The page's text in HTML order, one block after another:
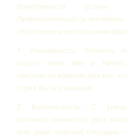
популярности услуги
Привлекательность
обусловлена несколькими
1. Анонимность: Клиенты
скрыть свое имя и
критически важным для тех,
страх быть узнанным.
2. Безопасность: С
контакта снижается риск
или даже опасной ситуации,